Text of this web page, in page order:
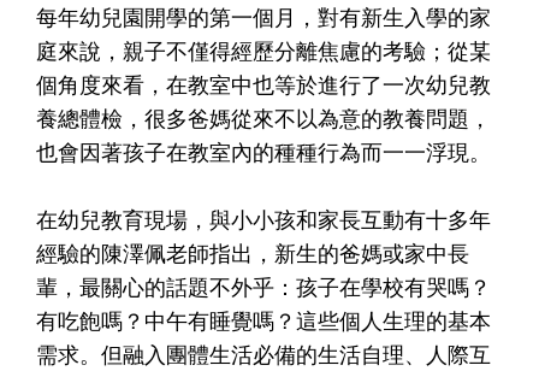
每年幼兒園開學的第一個月，對有新生入學的家
庭來說，親子不僅得經歷分離焦慮的考驗；從某
個角度來看，在教室中也等於進行了一次幼兒教
養總體檢，很多爸媽從來不以為意的教養問題，
也會因著孩子在教室內的種種行為而一一浮現。
在幼兒教育現場，與小小孩和家長互動有十多年
經驗的陳澤佩老師指出，新生的爸媽或家中長
輩，最關心的話題不外乎：孩子在學校有哭嗎？
有吃飽嗎？中午有睡覺嗎？這些個人生理的基本
需求。但融入團體生活必備的生活自理、人際互